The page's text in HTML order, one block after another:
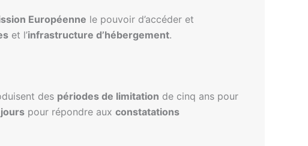
Européenne le pouvoir d’accéder et
et l’infrastructure d’hébergement.
des périodes de limitation de cinq ans pour
pour répondre aux constatations